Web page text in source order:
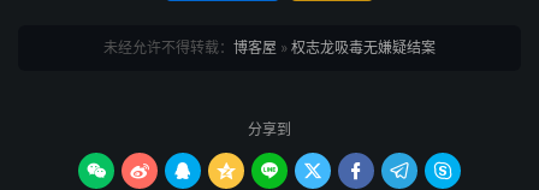
未经允许不得转载： 博客屋 » 权志龙吸毒无嫌疑结案
分享到
        